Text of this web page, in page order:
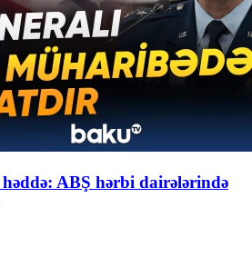
ABŞ hərbi dairələrində